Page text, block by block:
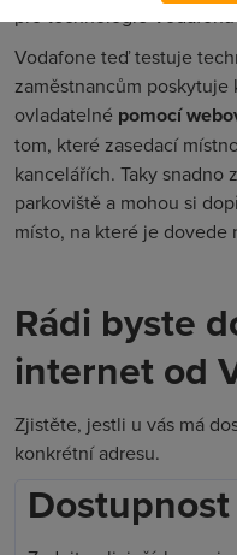
pro technologie
Vodafone teď testuje
zaměstnancům
ovladatelné pomocí
tom, které zasedací
kancelářích. Taky snadno
parkoviště a mohou si
místo, na které je dovede
Rádi byste
internet od
Zjistěte, jestli u vás má
konkrétní adresu.